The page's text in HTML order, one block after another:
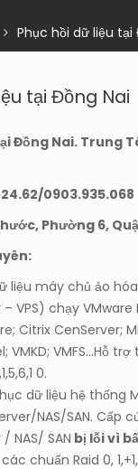
Phục hồi dữ liệu tại
tại Đồng Nai
Đồng Nai. Trung
0903.935.068
Phường 6,
liệu máy chủ ảo
VPS) chạy VMware
Citrix CenServer;
VMKD; VMFS…Hỗ
0.
dữ liệu hệ thống
NAS/SAN. Cấp
NAS/ SAN bị lỗi vì
chuẩn Raid 0,